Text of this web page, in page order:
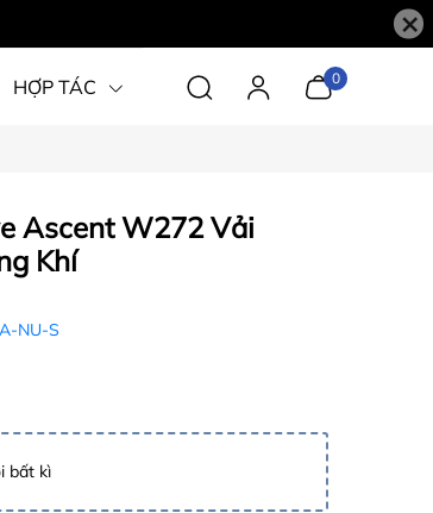
×
HỢP TÁC 0
Ascent W272 Vải
Khí
NU-S
bất kì